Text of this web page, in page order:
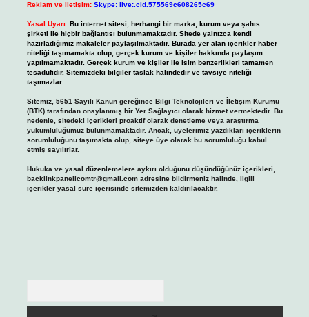
Reklam ve İletişim: Skype: live:.cid.575569c608265c69
Yasal Uyarı: Bu internet sitesi, herhangi bir marka, kurum veya şahıs
şirketi ile hiçbir bağlantısı bulunmamaktadır. Sitede yalnızca kendi
hazırladığımız makaleler paylaşılmaktadır. Burada yer alan içerikler haber
niteliği taşımamakta olup, gerçek kurum ve kişiler hakkında paylaşım
yapılmamaktadır. Gerçek kurum ve kişiler ile isim benzerlikleri tamamen
tesadüfidir. Sitemizdeki bilgiler taslak halindedir ve tavsiye niteliği
taşımazlar.
Sitemiz, 5651 Sayılı Kanun gereğince Bilgi Teknolojileri ve İletişim Kurumu
(BTK) tarafından onaylanmış bir Yer Sağlayıcı olarak hizmet vermektedir. Bu
nedenle, sitedeki içerikleri proaktif olarak denetleme veya araştırma
yükümlülüğümüz bulunmamaktadır. Ancak, üyelerimiz yazdıkları içeriklerin
sorumluluğunu taşımakta olup, siteye üye olarak bu sorumluluğu kabul
etmiş sayılırlar.
Hukuka ve yasal düzenlemelere aykırı olduğunu düşündüğünüz içerikleri,
backlinkpanelicomtr@gmail.comadresine bildirmeniz halinde, ilgili
içerikler yasal süre içerisinde sitemizden kaldırılacaktır.